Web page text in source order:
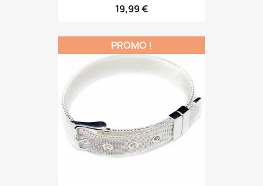
19,99 €
PROMO !